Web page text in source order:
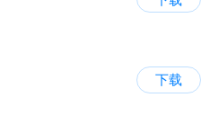
下载